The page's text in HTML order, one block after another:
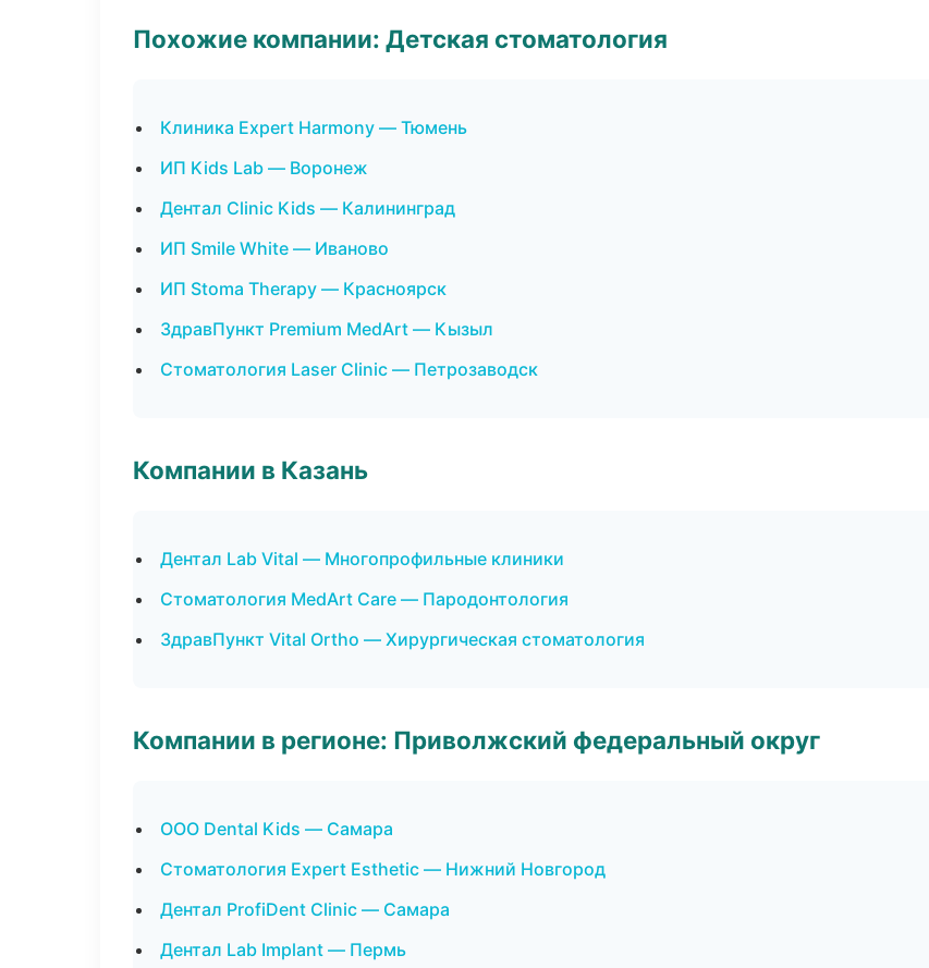
Похожие компании: Детская стоматология
Клиника Expert Harmony — Тюмень
ИП Kids Lab — Воронеж
Дентал Clinic Kids — Калининград
ИП Smile White — Иваново
ИП Stoma Therapy — Красноярск
ЗдравПункт Premium MedArt — Кызыл
Стоматология Laser Clinic — Петрозаводск
Компании в Казань
Дентал Lab Vital — Многопрофильные клиники
Стоматология MedArt Care — Пародонтология
ЗдравПункт Vital Ortho — Хирургическая стоматология
Компании в регионе: Приволжский федеральный округ
ООО Dental Kids — Самара
Стоматология Expert Esthetic — Нижний Новгород
Дентал ProfiDent Clinic — Самара
Дентал Lab Implant — Пермь